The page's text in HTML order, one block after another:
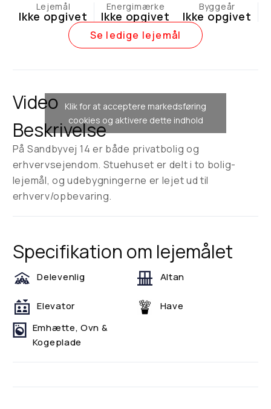
Lejemål
Ikke opgivet
Energimærke
Ikke opgivet
Byggeår
Ikke opgivet
Se ledige lejemål
Video
Klik for at acceptere markedsføring
cookies og aktivere dette indhold
Beskrivelse
På Sandbyvej 14 er både privatbolig og
erhvervsejendom. Stuehuset er delt i to bolig-
lejemål, og udebygningerne er lejet ud til
erhverv/opbevaring.
Specifikation om lejemålet
Delevenlig Altan
Elevator
Have
Emhætte, Ovn &
Kogeplade